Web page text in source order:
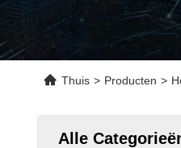
Thuis > Producten >
Alle